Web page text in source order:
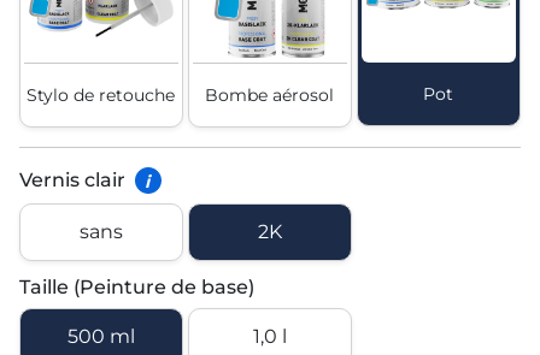
Stylo de retouche Bombe aérosol Pot
Vernis clair i
sans 2K
Taille (Peinture de base)
500 ml 1,0 l